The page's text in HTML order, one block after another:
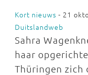
Kort nieuws - 21
Duitslandweb
Sahra
haar
Thüringen zich